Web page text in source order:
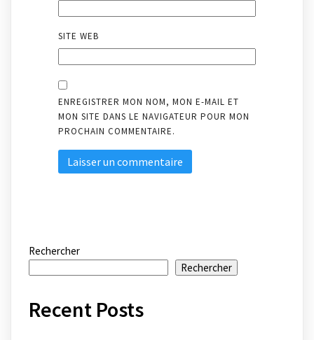
SITE WEB
ENREGISTRER MON NOM, MON E-MAIL ET
MON SITE DANS LE NAVIGATEUR POUR MON
PROCHAIN COMMENTAIRE.
Rechercher
Rechercher
Recent Posts